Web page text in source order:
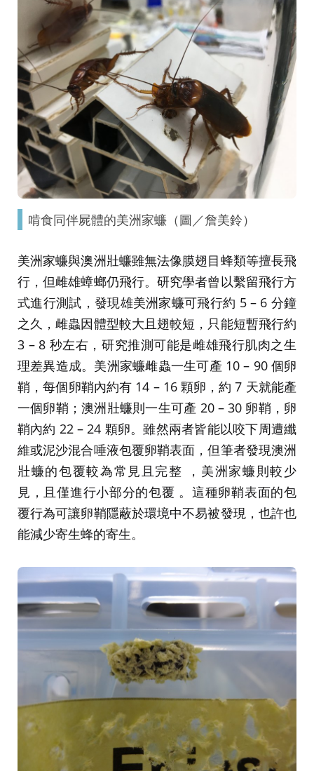
啃食同伴屍體的美洲家蠊（圖／詹美鈴）
美洲家蠊與澳洲壯蠊雖無法像膜翅目蜂類等擅長飛
行，但雌雄蟑螂仍飛行。研究學者曾以繫留飛行方
式進行測試，發現雄美洲家蠊可飛行約 5 – 6 分鐘
之久，雌蟲因體型較大且翅較短，只能短暫飛行約
3 – 8 秒左右，研究推測可能是雌雄飛行肌肉之生
理差異造成。美洲家蠊雌蟲一生可產 10 – 90 個卵
鞘，每個卵鞘內約有 14 – 16 顆卵，約 7 天就能產
一個卵鞘；澳洲壯蠊則一生可產 20 – 30 卵鞘，卵
鞘內約 22 – 24 顆卵。雖然兩者皆能以咬下周遭纖
維或泥沙混合唾液包覆卵鞘表面，但筆者發現澳洲
壯蠊的包覆較為常見且完整 ，美洲家蠊則較少
見，且僅進行小部分的包覆 。這種卵鞘表面的包
覆行為可讓卵鞘隱蔽於環境中不易被發現，也許也
能減少寄生蜂的寄生。